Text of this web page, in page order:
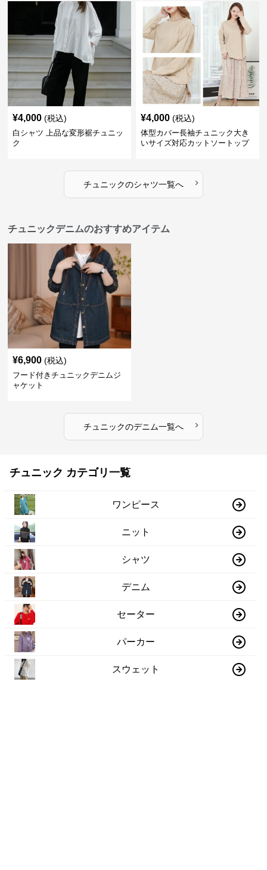
¥4,000 (税込)
白シャツ 上品な変形裾チュニッ
ク
¥4,000 (税込)
体型カバー長袖チュニック大き
いサイズ対応カットソートップ
チュニックのシャツ一覧へ ›
チュニックデニムのおすすめアイテム
¥6,900 (税込)
フード付きチュニックデニムジ
ャケット
チュニックのデニム一覧へ ›
チュニック カテゴリ一覧
ワンピース
ニット
シャツ
デニム
セーター
パーカー
スウェット